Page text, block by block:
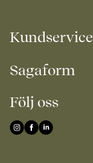
Kundservice
Sagaform
Följ oss